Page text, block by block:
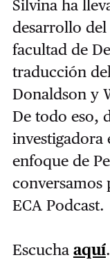
Silvina ha
desarrollo
facultad de
traducción
Donaldson y
De todo eso,
investigadora
enfoque de
conversamos
ECA Podcast.
Escucha aquí.